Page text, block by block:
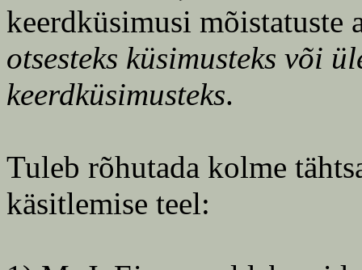
keerdküsimusi mõistatuste
otsesteks küsimusteks või
keerdküsimusteks.
Tuleb rõhutada kolme
käsitlemise teel: